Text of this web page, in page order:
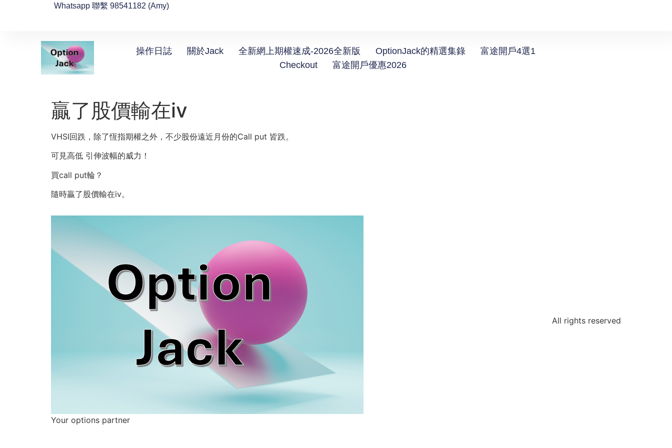
Whatsapp 聯繫 98541182 (Amy)
操作日誌 關於Jack 全新網上期權速成-2026全新版 OptionJack的精選集錄
富途開戶4選1
Checkout
富途開戶優惠2026
贏了股價輸在iv
VHSI回跌，除了恆指期權之外，不少股份遠近月份的Call put 皆跌。
可見高低 引伸波幅的威力！
買call put輪？
隨時贏了股價輸在iv。
Your options partner
All rights reserved